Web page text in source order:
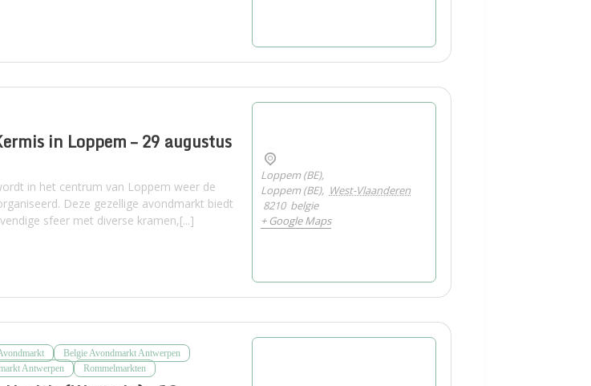
in Loppem – 29 augustus
in het centrum van Loppem weer de
Deze gezellige avondmarkt biedt
sfeer met diverse kramen,[...]
Loppem (BE),
Loppem (BE), West-Vlaanderen
8210 belgie
+ Google Maps
Belgie Avondmarkt Antwerpen
Antwerpen Rommelmarkten